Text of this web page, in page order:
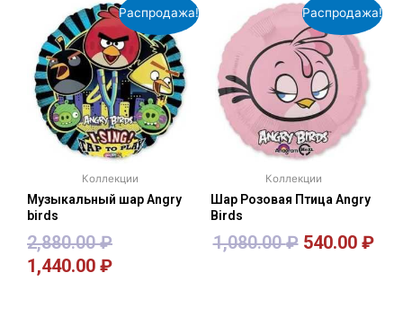
Распродажа!
Коллекции
Музыкальный шар Angry
birds
2,880.00₽
1,440.00 ₽
Распродажа!
Коллекции
Шар Розовая Птица Angry
Birds
1,080.00₽ 540.00 ₽